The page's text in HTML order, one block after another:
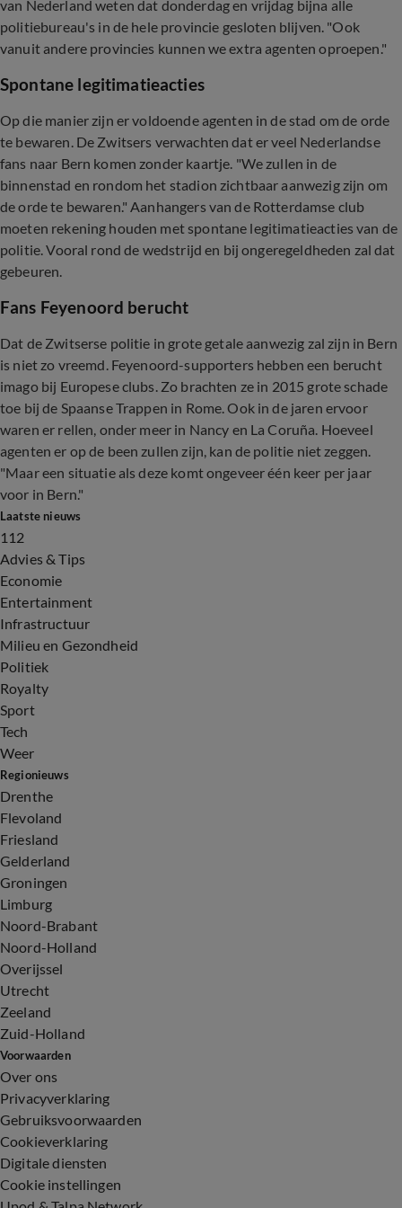
van Nederland weten dat donderdag en vrijdag bijna alle
politiebureau's in de hele provincie gesloten blijven. "Ook
vanuit andere provincies kunnen we extra agenten oproepen."
Spontane legitimatieacties
Op die manier zijn er voldoende agenten in de stad om de orde
te bewaren. De Zwitsers verwachten dat er veel Nederlandse
fans naar Bern komen zonder kaartje. "We zullen in de
binnenstad en rondom het stadion zichtbaar aanwezig zijn om
de orde te bewaren." Aanhangers van de Rotterdamse club
moeten rekening houden met spontane legitimatieacties van de
politie. Vooral rond de wedstrijd en bij ongeregeldheden zal dat
gebeuren.
Fans Feyenoord berucht
Dat de Zwitserse politie in grote getale aanwezig zal zijn in Bern
is niet zo vreemd. Feyenoord-supporters hebben een berucht
imago bij Europese clubs. Zo brachten ze in 2015 grote schade
toe bij de Spaanse Trappen in Rome. Ook in de jaren ervoor
waren er rellen, onder meer in Nancy en La Coruña. Hoeveel
agenten er op de been zullen zijn, kan de politie niet zeggen.
"Maar een situatie als deze komt ongeveer één keer per jaar
voor in Bern."
Laatste nieuws
112
Advies & Tips
Economie
Entertainment
Infrastructuur
Milieu en Gezondheid
Politiek
Royalty
Sport
Tech
Weer
Regionieuws
Drenthe
Flevoland
Friesland
Gelderland
Groningen
Limburg
Noord-Brabant
Noord-Holland
Overijssel
Utrecht
Zeeland
Zuid-Holland
Voorwaarden
Over ons
Privacyverklaring
Gebruiksvoorwaarden
Cookieverklaring
Digitale diensten
Cookie instellingen